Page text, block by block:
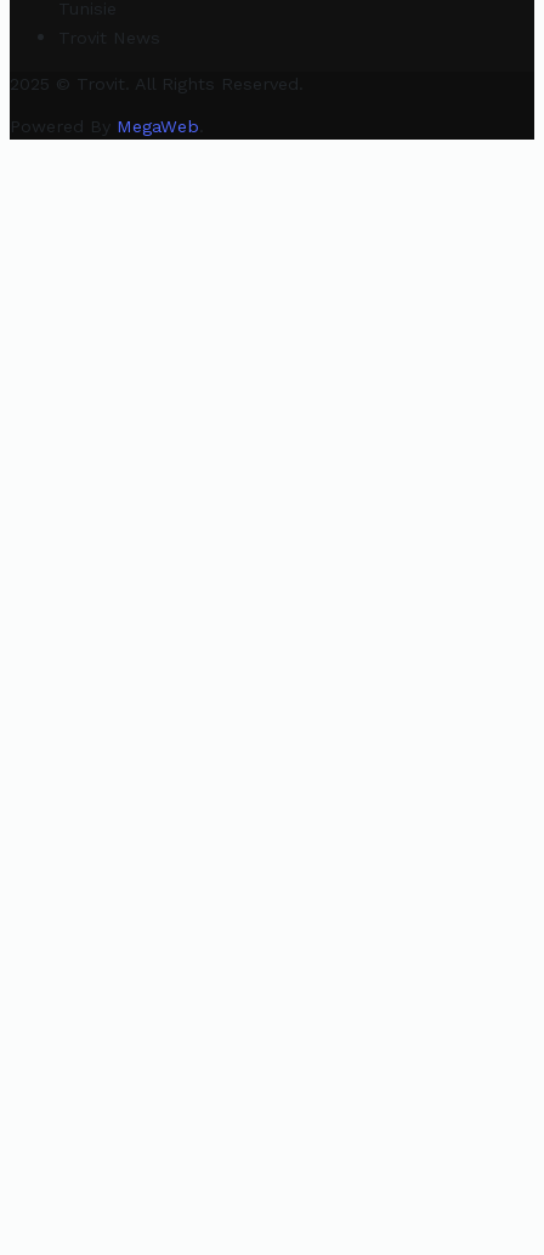
Tunisie
Trovit News
2025 © Trovit. All Rights Reserved.
Powered By MegaWeb